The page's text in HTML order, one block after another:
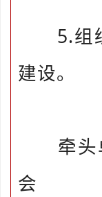
5.组织
建设。
牵头单
会